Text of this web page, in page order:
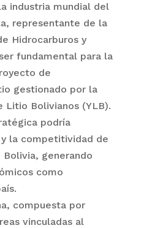
industria mundial del
representante de la
Hidrocarburos y
fundamental para la
de
gestionado por la
Litio Bolivianos (YLB).
podría
la competitividad de
generando
como
compuesta por
vinculadas al